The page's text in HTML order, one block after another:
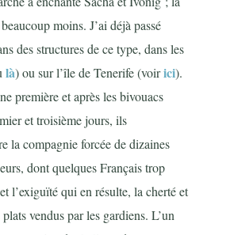
moins. J’ai déjà passé
des structures de ce type, dans les
là) ou sur l’île de Tenerife (voirici).
première et après les bivouacs
et troisième jours, ils
la compagnie forcée de dizaines
dont quelques Français trop
l’exiguïté qui en résulte, la cherté et
vendus par les gardiens. L’un